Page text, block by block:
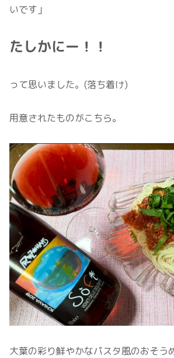
いです」
たしかにー！！
って思いました。(落ち着け)
用意されたものがこちら。
大葉の彩り鮮やかなパスタ風のおそう